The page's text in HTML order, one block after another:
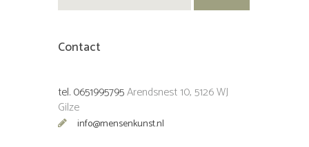
Contact
tel. 0651995795Arendsnest 10, 5126 WJ
Gilze
info@mensenkunst.nl